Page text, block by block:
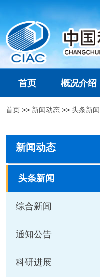
首页 概况介绍
首页 >> 新闻动态 >> 头条新闻
新闻动态
头条新闻
综合新闻
通知公告
科研进展